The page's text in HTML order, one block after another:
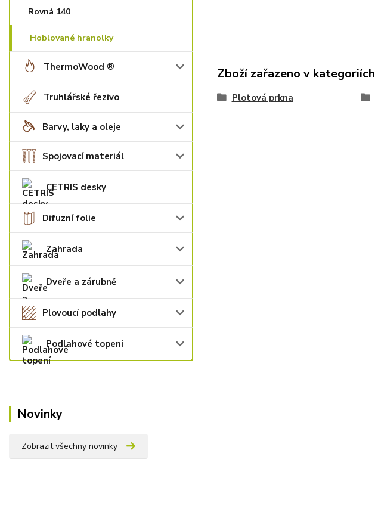
Rovná 140
Hoblované hranolky
ThermoWood ®
Truhlářské řezivo
Barvy, laky a oleje
Spojovací materiál
CETRIS desky
Difuzní folie
Zahrada
Dveře a zárubně
Plovoucí podlahy
Podlahové topení
Novinky
Zobrazit všechny novinky
Zboží zařazeno v kategoriích
Plotová prkna